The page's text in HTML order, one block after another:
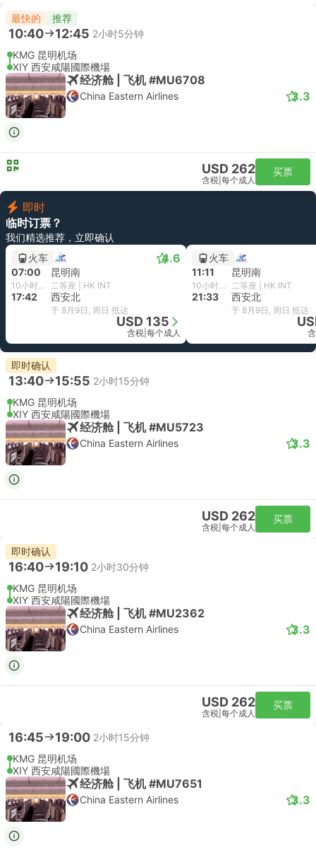
最快的 推荐
10:40 12:45 2小时5分钟
KMG 昆明机场
XIY 西安咸陽國際機場
经济舱 | 飞机 #MU6708
China Eastern Airlines 3.3
USD 262
含税 每个成人
买票
即时
临时订票？
我们精选推荐，立即确认
火车
4.6
07:00 昆明南
10小时42分钟 二等座 | HK INT
17:42 西安北
于 8月9日, 周日 抵达
USD 135
含税 每个成人
火车
11:11
昆明南
10小时22分钟 二等座 | HK INT
21:33 西安北
于 8月9日, 周日 抵达
即时确认
13:40 15:55 2小时15分钟
KMG 昆明机场
XIY 西安咸陽國際機場
经济舱 | 飞机 #MU5723
China Eastern Airlines 3.3
USD 262
含税 每个成人
买票
即时确认
16:40 19:10 2小时30分钟
KMG 昆明机场
XIY 西安咸陽國際機場
经济舱 | 飞机 #MU2362
China Eastern Airlines 3.3
USD 262
含税 每个成人
买票
16:45 19:00 2小时15分钟
KMG 昆明机场
XIY 西安咸陽國際機場
经济舱 | 飞机 #MU7651
China Eastern Airlines 3.3